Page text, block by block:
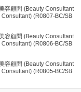
容顧問 (Beauty Consultant
(R0807-BC/SB
容顧問 (Beauty Consultant
(R0806-BC/SB
容顧問 (Beauty Consultant
(R0805-BC/SB